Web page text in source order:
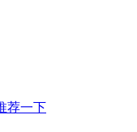
荐一下